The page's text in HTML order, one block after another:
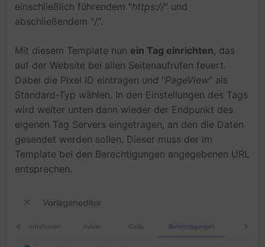
einschließlich führendem "https://" und
abschließendem "/".
Mit diesem Template nun ein Tag einrichten, das
auf der Website bei allen Seitenaufrufen feuert.
Dabei die Pixel ID eintragen und "PageView" als
Standard-Typ wählen. In den Einstellungen des Tags
wird weiter unten dann wieder der Endpunkt des
eigenen Tag Servers eingetragen, an den die Daten
gesendet werden sollen. Dieser muss der im
Template bei den Berechtigungen angegebenen URL
entsprechen.